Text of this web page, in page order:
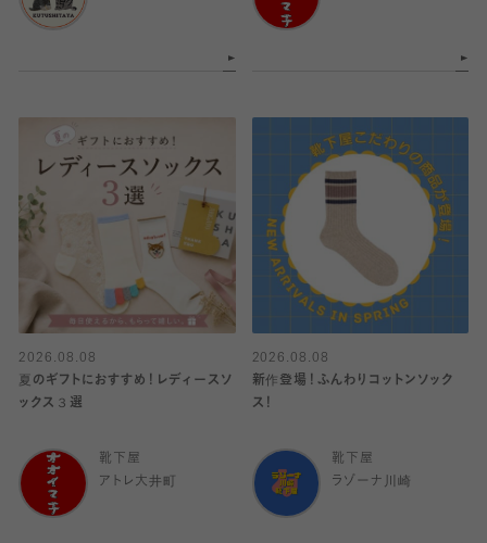
2026.08.08
夏のギフトにおすすめ！レディースソ
ックス３選
靴下屋
アトレ大井町
2026.08.08
新作登場！ふんわりコットンソック
ス！
靴下屋
ラゾーナ川崎